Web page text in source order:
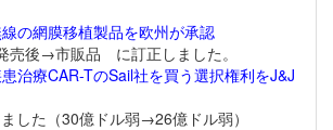
の網膜移植製品を欧州が承認
売後→市販品 に訂正しました。
治療CAR-TのSail社を買う選択権利をJ&J
した（30億ドル弱→26億ドル弱）